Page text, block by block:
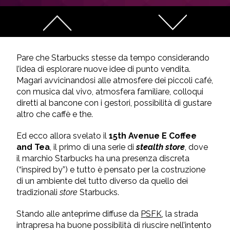
Pare che Starbucks stesse da tempo considerando
l’idea di esplorare nuove idee di punto vendita.
Magari avvicinandosi alle atmosfere dei piccoli café,
con musica dal vivo, atmosfera familiare, colloqui
diretti al bancone con i gestori, possibilità di gustare
altro che caffè e the.
Ed ecco allora svelato il15th Avenue E Coffee
and Tea, il primo di una serie distealth store, dove
il marchio Starbucks ha una presenza discreta
(“inspired by”) e tutto è pensato per la costruzione
di un ambiente del tutto diverso da quello dei
tradizionalistoreStarbucks.
Stando alle anteprime diffuse da PSFK, la strada
intrapresa ha buone possibilità di riuscire nell’intento